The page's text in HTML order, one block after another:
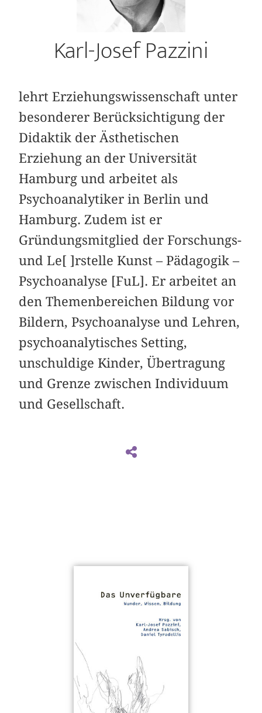
Karl-Josef Pazzini
lehrt Erziehungswissenschaft unter
besonderer Berücksichtigung der
Didaktik der Ästhetischen
Erziehung an der Universität
Hamburg und arbeitet als
Psychoanalytiker in Berlin und
Hamburg. Zudem ist er
Gründungsmitglied der Forschungs-
und Le[ ]rstelle Kunst – Pädagogik –
Psychoanalyse [FuL]. Er arbeitet an
den Themenbereichen Bildung vor
Bildern, Psychoanalyse und Lehren,
psychoanalytisches Setting,
unschuldige Kinder, Übertragung
und Grenze zwischen Individuum
und Gesellschaft.